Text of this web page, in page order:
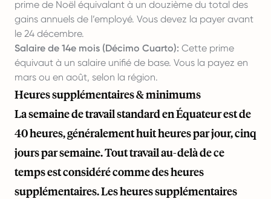
prime de Noël équivalant à un douzième du total des
gains annuels de l’employé. Vous devez la payer avant
le 24 décembre.
Salaire de 14e mois (Décimo Cuarto): Cette prime
équivaut à un salaire unifié de base. Vous la payez en
mars ou en août, selon la région.
Heures supplémentaires & minimums
La semaine de travail standard en Équateur est de
40 heures, généralement huit heures par jour, cinq
jours par semaine. Tout travail au-delà de ce
temps est considéré comme des heures
supplémentaires. Les heures supplémentaires